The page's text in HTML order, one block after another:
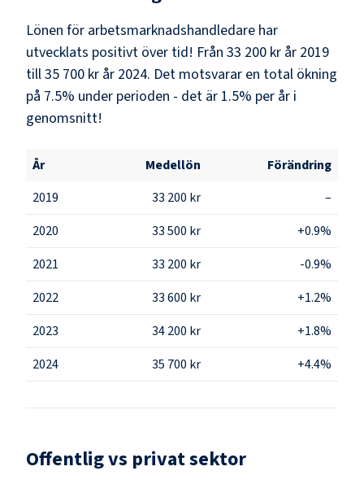
Lönen för arbetsmarknadshandledare har
utvecklats positivt över tid! Från 33 200 kr år 2019
till 35 700 kr år 2024. Det motsvarar en total ökning
på 7.5% under perioden - det är 1.5% per år i
genomsnitt!
År Medellön
Förändring
2019
33 200 kr
–
2020
33 500 kr
+0.9%
2021
33 200 kr
-0.9%
2022
33 600 kr
+1.2%
2023
34 200 kr
+1.8%
2024
35 700 kr +4.4%
Offentlig vs privat sektor